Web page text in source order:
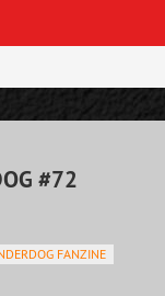
#72
FANZINE